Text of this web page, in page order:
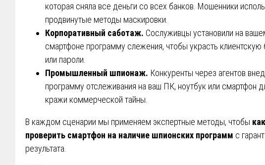
которая сняла все деньги со всех банков. Мошенники
продвинутые методы маскировки.
Корпоративный саботаж. Сослуживцы установили на
смартфоне программу слежения, чтобы украсть клиентскую
или пароли.
Промышленный шпионаж. Конкуренты через агентов
программу отслеживания на ваш ПК, ноутбук или смартфон
кражи коммерческой тайны.
В каждом сценарии мы применяем экспертные методы, чтобы как
проверить смартфон на наличие шпионских программ с
результата.